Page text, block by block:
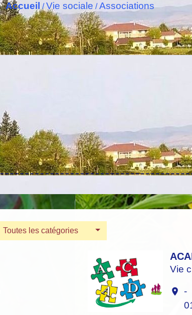
Accueil /Vie sociale /Associations
Toutes les catégories
Vie
location_on -